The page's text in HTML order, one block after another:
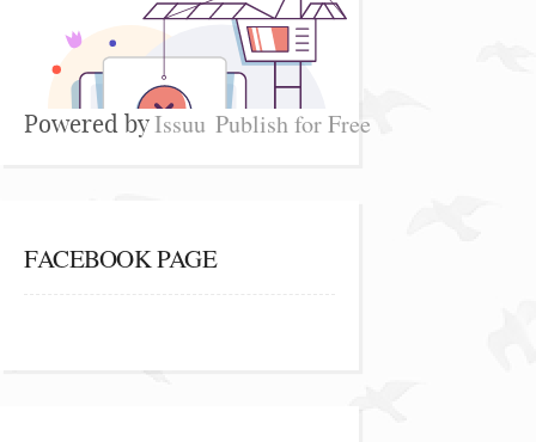
Powered byIssuu Publish for Free
FACEBOOK PAGE